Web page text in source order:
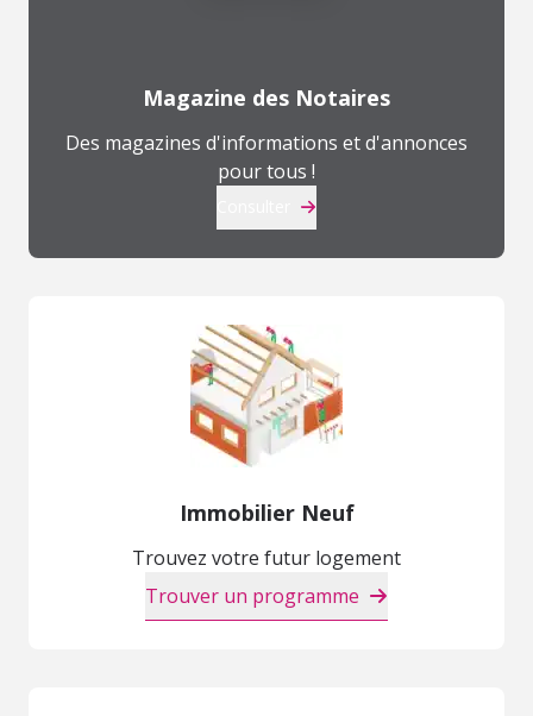
Magazine des Notaires
Des magazines d'informations et d'annonces
pour tous !
Immobilier Neuf
Trouvez votre futur logement
Trouver un programme